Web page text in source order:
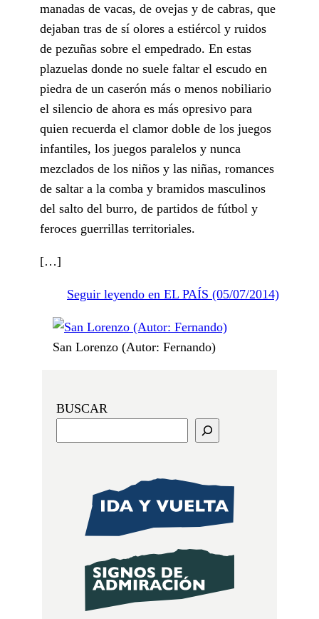
manadas de vacas, de ovejas y de cabras, que
dejaban tras de sí olores a estiércol y ruidos
de pezuñas sobre el empedrado. En estas
plazuelas donde no suele faltar el escudo en
piedra de un caserón más o menos nobiliario
el silencio de ahora es más opresivo para
quien recuerda el clamor doble de los juegos
infantiles, los juegos paralelos y nunca
mezclados de los niños y las niñas, romances
de saltar a la comba y bramidos masculinos
del salto del burro, de partidos de fútbol y
feroces guerrillas territoriales.
[…]
Seguir leyendo en EL PAÍS (05/07/2014)
San Lorenzo (Autor: Fernando)
BUSCAR